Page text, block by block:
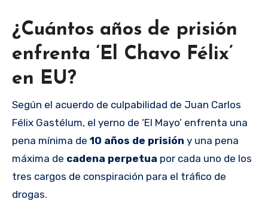
¿Cuántos años de prisión
enfrenta ‘El Chavo Félix’
en EU?
Según el acuerdo de culpabilidad de Juan Carlos
Félix Gastélum, el yerno de ‘El Mayo’ enfrenta una
pena mínima de 10 años de prisión y una pena
máxima de cadena perpetua por cada uno de los
tres cargos de conspiración para el tráfico de
drogas.